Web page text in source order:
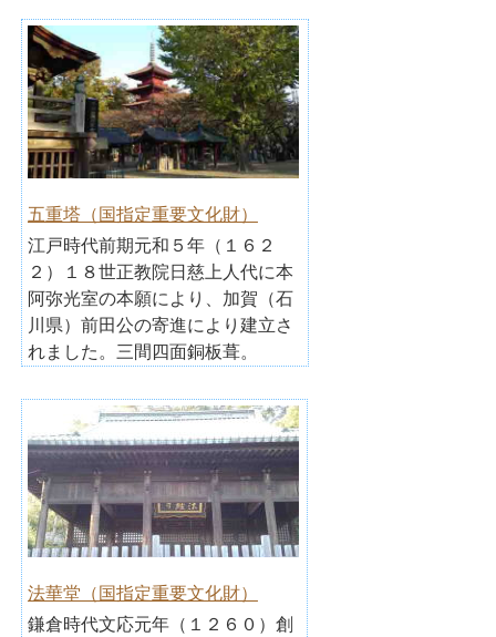
五重塔（国指定重要文化財）
江戸時代前期元和５年（１６２
２）１８世正教院日慈上人代に本
阿弥光室の本願により、加賀（石
川県）前田公の寄進により建立さ
れました。三間四面銅板葺。
法華堂（国指定重要文化財）
鎌倉時代文応元年（１２６０）創